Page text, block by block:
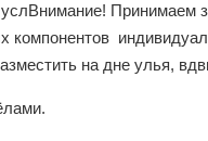
Принимаем
компонентов
на дне улья,